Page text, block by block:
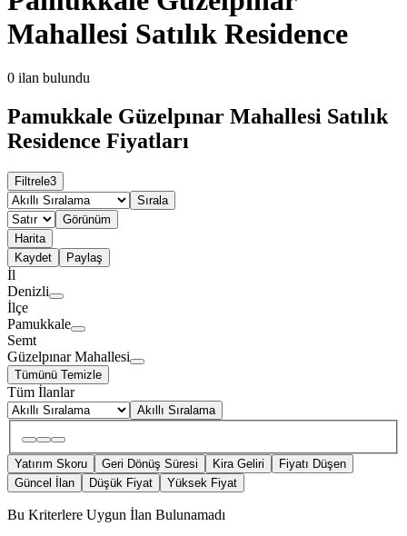
Mahallesi Satılık Residence
0 ilan bulundu
Pamukkale Güzelpınar Mahallesi Satılık
Residence Fiyatları
Filtrele3
Sırala
Görünüm
Harita
Kaydet
Paylaş
İl
Denizli
İlçe
Pamukkale
Semt
Güzelpınar Mahallesi
Tümünü Temizle
Tüm İlanlar
Akıllı Sıralama
Yatırım Skoru Geri Dönüş Süresi Kira Geliri
Fiyatı Düşen
Güncel İlan
Düşük Fiyat Yüksek Fiyat
Bu Kriterlere Uygun İlan Bulunamadı